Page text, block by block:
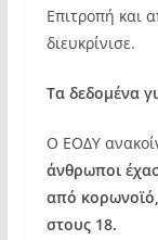
Επιτροπή και
διευκρίνισε.
Τα δεδομένα
Ο ΕΟΔΥ
άνθρωποι
από
στους 18.